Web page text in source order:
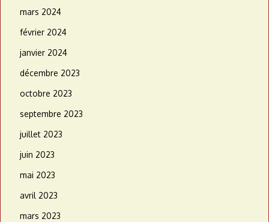
mars 2024
février 2024
janvier 2024
décembre 2023
octobre 2023
septembre 2023
juillet 2023
juin 2023
mai 2023
avril 2023
mars 2023